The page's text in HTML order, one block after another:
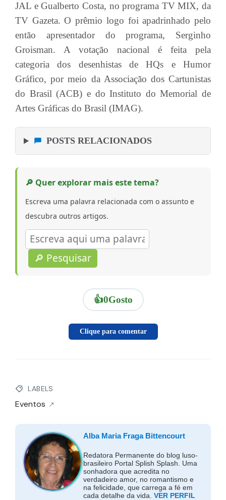
JAL e Gualberto Costa, no programa TV MIX, da
TV Gazeta. O prêmio logo foi apadrinhado pelo
então apresentador do programa, Serginho
Groisman. A votação nacional é feita pela
categoria dos desenhistas de HQs e Humor
Gráfico, por meio da Associação dos Cartunistas
do Brasil (ACB) e do Instituto do Memorial de
Artes Gráficas do Brasil (IMAG).
POSTS RELACIONADOS
🔎 Quer explorar mais este tema?
Escreva uma palavra relacionada com o assunto e
descubra outros artigos.
🔎 Pesquisar
👍0Gosto
Clique para comentar
LABELS
Eventos
Alba Maria Fraga Bittencourt
Redatora Permanente do blog luso-
brasileiro Portal Splish Splash. Uma
sonhadora que acredita no
verdadeiro amor, no romantismo e
na felicidade, que carrega a fé em
cada detalhe da vida. VER PERFIL